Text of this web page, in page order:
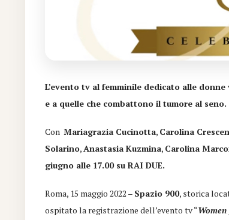
L’evento tv al femminile dedicato alle
e a quelle che combattono il tumore al seno.
ConMariagrazia Cucinotta, Carolina
Solarino,Anastasia Kuzmina, Carolina
giugno alle 17.00 su RAI DUE.
Roma, 15 maggio 2022 – Spazio 900, storica
ospitato la registrazione dell’evento tv “